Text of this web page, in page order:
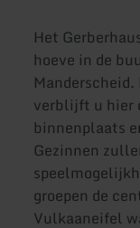
Het
hoeve in de
verblijft u hier
binnenplaats
Gezinnen
groepen de
Vulkaaneifel